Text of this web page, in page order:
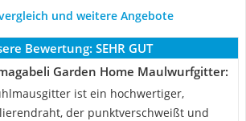
und weitere Angebote
Bewertung: SEHR GUT
Garden Home Maulwurfgitter:
ist ein hochwertiger,
der punktverschweißt und